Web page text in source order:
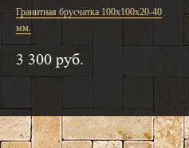
Гранитная брусчатка 100х100х20-40
мм.
3 300 руб.